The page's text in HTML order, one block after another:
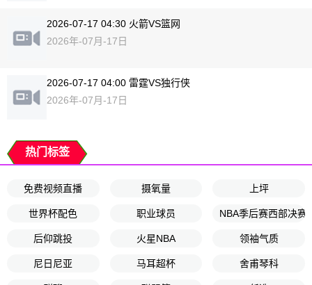
2026-07-17 04:30 火箭VS篮网
2026年-07月-17日
2026-07-17 04:00 雷霆VS独行侠
2026年-07月-17日
热门标签
免费视频直播 摄氧量 上坪
世界杯配色 职业球员 NBA季后赛西部决赛
后仰跳投 火星NBA 领袖气质
尼日尼亚 马耳超杯 舍甫琴科